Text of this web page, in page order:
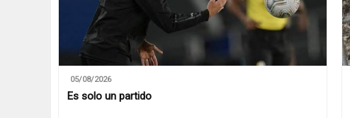
05/08/2026
Es solo un partido